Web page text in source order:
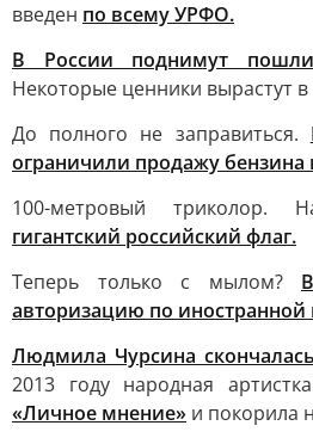
введен по всему УРФО.
В России поднимут
Некоторые ценники вырастут в
До полного не заправиться.
ограничили продажу бензина
100-метровый
гигантский российский флаг.
Теперь только с мылом?
авторизацию по иностранной
Людмила Чурсина скончалась
2013 году народная артистка
«Личное мнение» и покорила